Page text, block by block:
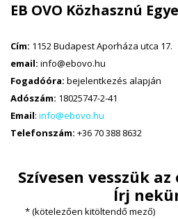
EB OVO Közhasznú
Cím: 1152 Budapest Aporháza utca 17.
email:info@ebovo.hu
Fogadóóra: bejelentkezés alapján
Adószám: 18025747-2-41
Email:info@ebovo.hu
Telefonszám: +36 70 388 8632
Szívesen vesszük
Írj
* (kötelezően kitöltendő mező)